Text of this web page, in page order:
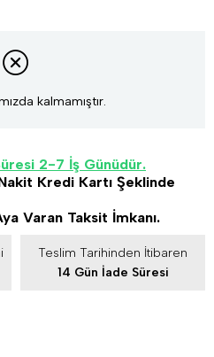
kalmamıştır.
2-7 İş Günüdür.
Kredi Kartı Şeklinde
Varan Taksit İmkanı.
Teslim Tarihinden İtibaren
14 Gün İade Süresi